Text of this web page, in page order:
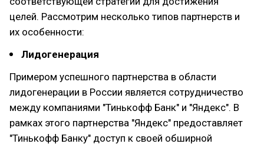
целей. Рассмотрим несколько типов партнерств и
их особенности:
Лидогенерация
Примером успешного партнерства в области
лидогенерации в России является сотрудничество
между компаниями "Тинькофф Банк" и "Яндекс". В
рамках этого партнерства "Яндекс" предоставляет
"Тинькофф Банку" доступ к своей обширной